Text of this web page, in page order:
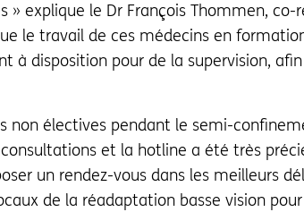
» explique le Dr François Thommen, co-
le travail de ces médecins en
à disposition pour de la supervision,
non électives pendant le semi-
et la hotline a été très
un rendez-vous dans les meilleurs
de la réadaptation basse vision